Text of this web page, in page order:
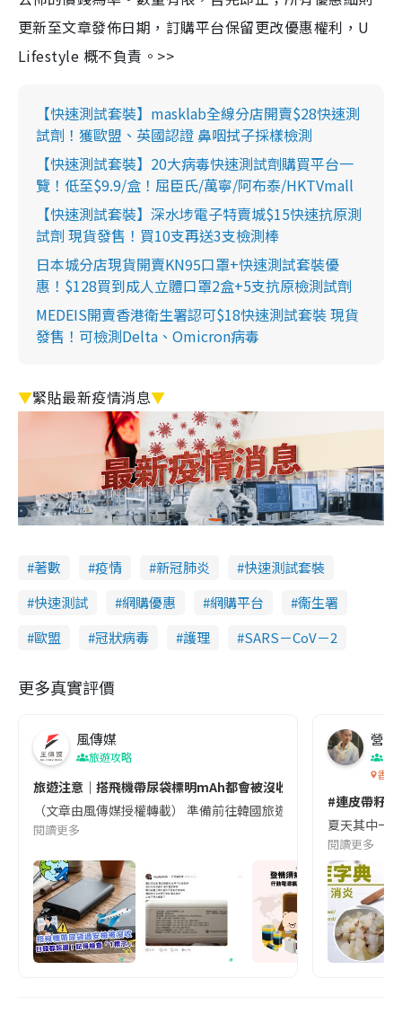
更新至文章發佈日期，訂購平台保留更改優惠權利，U
Lifestyle 概不負責。>>
【快速測試套裝】masklab全線分店開賣$28快速測
試劑！獲歐盟、英國認證 鼻咽拭子採樣檢測
【快速測試套裝】20大病毒快速測試劑購買平台一
覽！低至$9.9/盒！屈臣氏/萬寧/阿布泰/HKTVmall
【快速測試套裝】深水埗電子特賣城$15快速抗原測
試劑 現貨發售！買10支再送3支檢測棒
日本城分店現貨開賣KN95口罩+快速測試套裝優
惠！$128買到成人立體口罩2盒+5支抗原檢測試劑
MEDEIS開賣香港衛生署認可$18快速測試套裝 現貨
發售！可檢測Delta、Omicron病毒
▼緊貼最新疫情消息▼
著數 疫情 新冠肺炎
快速測試套裝
快速測試
網購優惠 網購平台
衞生署
歐盟
冠狀病毒 護理 SARS－CoV－2
更多真實評價
風傳媒
旅遊攻略
旅遊注意｜搭飛機帶尿袋標明mAh都會被沒收😱出發前切記檢查
（文章由風傳媒授權轉載） 準備前往韓國旅遊的民眾，近期要
閱讀更多
營養
香港
#連皮帶籽
夏天其中一
閱讀更多